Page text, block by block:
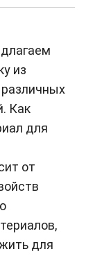
из
Как
для
от
для